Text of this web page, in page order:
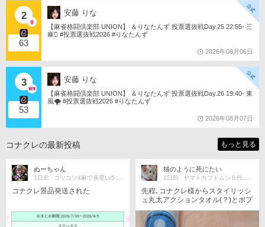
2
63
安藤 りな
【麻雀格闘倶楽部 UNION】 ＆りなたんず 投票選抜戦Day.25 22:55- 三
麻󾆽 #投票選抜戦2026 #りなたんず
2026年08月06日
3
53
安藤 りな
【麻雀格闘倶楽部 UNION】 ＆りなたんず 投票選抜戦Day.26 19:40- 東
風🌪️ #投票選抜戦2026 #りなたんず
2026年08月07日
コナクレの最新投稿 もっと見る
ぬーちゃん
1日前 コツコツ4麻で雀星Lv5目指す
コナクレ景品発送された
猫のように死にたい
2日前 ヤマトカブトムシ５代目累代飼育中
先程､コナクレ様からスタイリッシ
ュ丸太アクションタオル(？)とポプ
りがとうございました✨